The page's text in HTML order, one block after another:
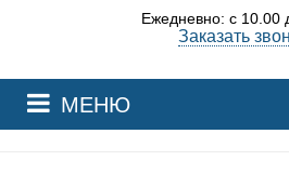
Ежедневно: с 10.00
Заказать
МЕНЮ